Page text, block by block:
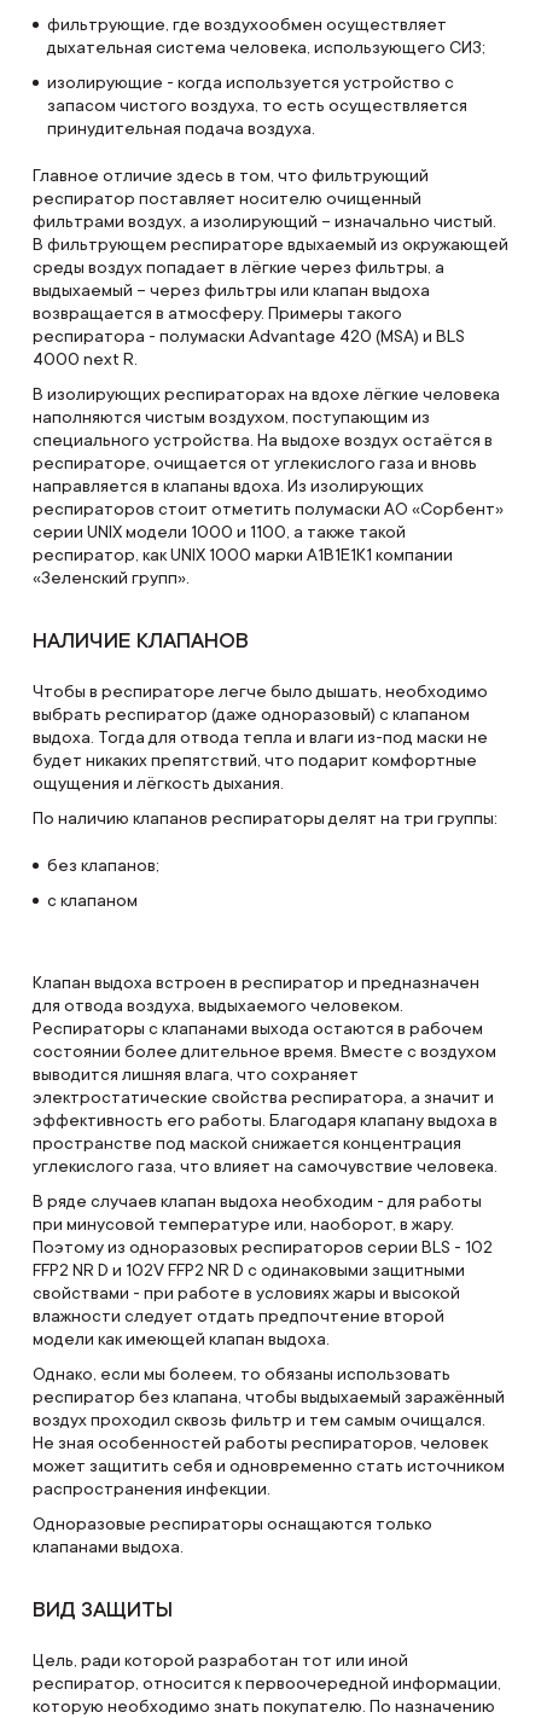
фильтрующие, где воздухообмен осуществляет
дыхательная система человека, использующего СИЗ;
изолирующие - когда используется устройство с
запасом чистого воздуха, то есть осуществляется
принудительная подача воздуха.
Главное отличие здесь в том, что фильтрующий
респиратор поставляет носителю очищенный
фильтрами воздух, а изолирующий – изначально чистый.
В фильтрующем респираторе вдыхаемый из окружающей
среды воздух попадает в лёгкие через фильтры, а
выдыхаемый – через фильтры или клапан выдоха
возвращается в атмосферу. Примеры такого
респиратора - полумаски Advantage 420 (MSA) и BLS
4000 next R.
В изолирующих респираторах на вдохе лёгкие человека
наполняются чистым воздухом, поступающим из
специального устройства. На выдохе воздух остаётся в
респираторе, очищается от углекислого газа и вновь
направляется в клапаны вдоха. Из изолирующих
респираторов стоит отметить полумаски АО «Сорбент»
серии UNIX модели 1000 и 1100, а также такой
респиратор, как UNIX 1000 марки А1В1Е1К1 компании
«Зеленский групп».
НАЛИЧИЕ КЛАПАНОВ
Чтобы в респираторе легче было дышать, необходимо
выбрать респиратор (даже одноразовый) с клапаном
выдоха. Тогда для отвода тепла и влаги из-под маски не
будет никаких препятствий, что подарит комфортные
ощущения и лёгкость дыхания.
По наличию клапанов респираторы делят на три группы:
без клапанов;
с клапаном
Клапан выдоха встроен в респиратор и предназначен
для отвода воздуха, выдыхаемого человеком.
Респираторы с клапанами выхода остаются в рабочем
состоянии более длительное время. Вместе с воздухом
выводится лишняя влага, что сохраняет
электростатические свойства респиратора, а значит и
эффективность его работы. Благодаря клапану выдоха в
пространстве под маской снижается концентрация
углекислого газа, что влияет на самочувствие человека.
В ряде случаев клапан выдоха необходим - для работы
при минусовой температуре или, наоборот, в жару.
Поэтому из одноразовых респираторов серии BLS - 102
FFP2 NR D и 102V FFP2 NR D с одинаковыми защитными
свойствами - при работе в условиях жары и высокой
влажности следует отдать предпочтение второй
модели как имеющей клапан выдоха.
Однако, если мы болеем, то обязаны использовать
респиратор без клапана, чтобы выдыхаемый заражённый
воздух проходил сквозь фильтр и тем самым очищался.
Не зная особенностей работы респираторов, человек
может защитить себя и одновременно стать источником
распространения инфекции.
Одноразовые респираторы оснащаются только
клапанами выдоха.
ВИД ЗАЩИТЫ
Цель, ради которой разработан тот или иной
респиратор, относится к первоочередной информации,
которую необходимо знать покупателю. По назначению